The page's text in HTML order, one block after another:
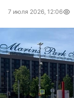
7 июля 2026, 12:06